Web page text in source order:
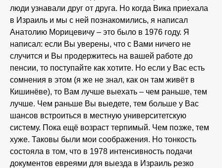
люди узнавали друг от друга. Но когда Вика приехала
в Израиль и мы с ней познакомились, я написал
Анатолию Морицевичу – это было в 1976 году. Я
написал: если Вы уверены, что с Вами ничего не
случится и Вы продержитесь на вашей работе до
пенсии, то поступайте как хотите. Но если у Вас есть
сомнения в этом (я же не знал, как он там живёт в
Кишинёве), то Вам лучше выехать – чем раньше, тем
лучше. Чем раньше Вы выедете, тем больше у Вас
шансов встроиться в местную университетскую
систему. Пока ещё возраст терпимый. Чем позже, тем
хуже. Таковы были мои соображения. Но тонкость
состояла в том, что в 1978 интенсивность подачи
документов евреями для выезда в Израиль резко